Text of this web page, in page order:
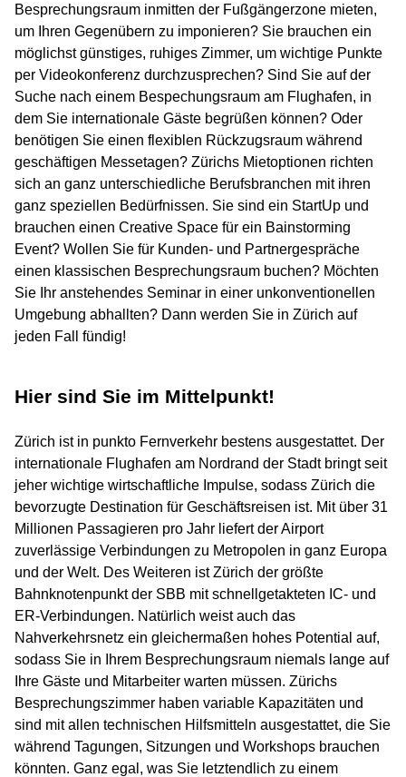
Besprechungsraum inmitten der Fußgängerzone mieten,
um Ihren Gegenübern zu imponieren? Sie brauchen ein
möglichst günstiges, ruhiges Zimmer, um wichtige Punkte
per Videokonferenz durchzusprechen? Sind Sie auf der
Suche nach einem Bespechungsraum am Flughafen, in
dem Sie internationale Gäste begrüßen können? Oder
benötigen Sie einen flexiblen Rückzugsraum während
geschäftigen Messetagen? Zürichs Mietoptionen richten
sich an ganz unterschiedliche Berufsbranchen mit ihren
ganz speziellen Bedürfnissen. Sie sind ein StartUp und
brauchen einen Creative Space für ein Bainstorming
Event? Wollen Sie für Kunden- und Partnergespräche
einen klassischen Besprechungsraum buchen? Möchten
Sie Ihr anstehendes Seminar in einer unkonventionellen
Umgebung abhallten? Dann werden Sie in Zürich auf
jeden Fall fündig!
Hier sind Sie im Mittelpunkt!
Zürich ist in punkto Fernverkehr bestens ausgestattet. Der
internationale Flughafen am Nordrand der Stadt bringt seit
jeher wichtige wirtschaftliche Impulse, sodass Zürich die
bevorzugte Destination für Geschäftsreisen ist. Mit über 31
Millionen Passagieren pro Jahr liefert der Airport
zuverlässige Verbindungen zu Metropolen in ganz Europa
und der Welt. Des Weiteren ist Zürich der größte
Bahnknotenpunkt der SBB mit schnellgetakteten IC- und
ER-Verbindungen. Natürlich weist auch das
Nahverkehrsnetz ein gleichermaßen hohes Potential auf,
sodass Sie in Ihrem Besprechungsraum niemals lange auf
Ihre Gäste und Mitarbeiter warten müssen. Zürichs
Besprechungszimmer haben variable Kapazitäten und
sind mit allen technischen Hilfsmitteln ausgestattet, die Sie
während Tagungen, Sitzungen und Workshops brauchen
könnten. Ganz egal, was Sie letztendlich zu einem